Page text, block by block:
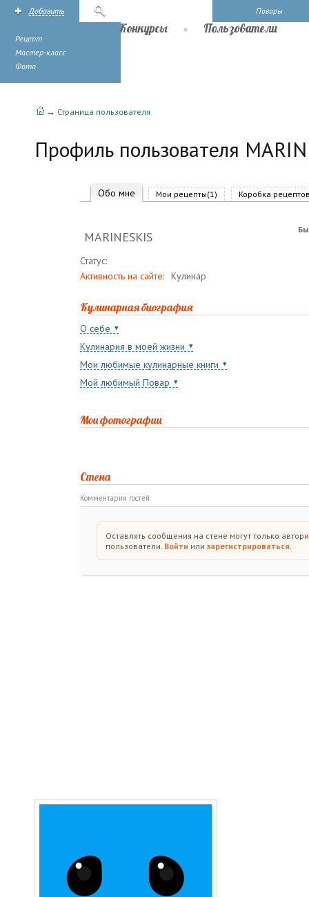
Повары
Добавить
Рецепт
Мастер-класс
Фото
Конкурсы Пользователи
→ Страница пользователя
Профиль пользователя
Обо мне Мои рецепты(1) Коробка
MARINESKIS
Статус:
Активность на сайте: Кулинар
Кулинарная биография
О себе
Кулинария в моей жизни
Мои любимые кулинарные книги
Мой любимый Повар
Мои фотографии
Стена
Комментарии гостей
Оставлять сообщения на стене могут только
пользователи. Войти или зарегистрироваться.